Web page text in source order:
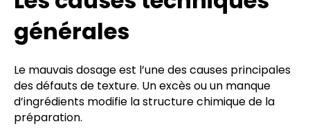
générales
Le mauvais dosage est l’une des causes principales
des défauts de texture. Un excès ou un manque
d’ingrédients modifie la structure chimique de la
préparation.